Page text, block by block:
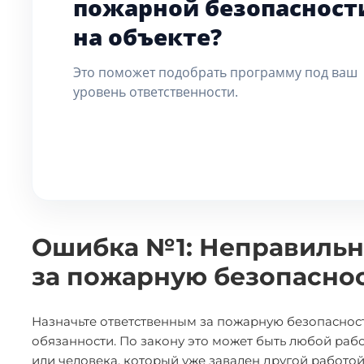
пожарной
на объекте?
Это поможет подобрать программу под ваш
уровень ответственности.
Ошибка №1:
за пожарную
Назначьте ответственным за пожарную
обязанности. По закону это может быть любой
или человека, который уже завален другой